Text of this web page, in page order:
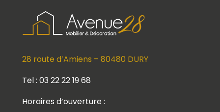
28 route d’Amiens – 80480 DURY
Tel : 03 22 22 19 68
Horaires d’ouverture :